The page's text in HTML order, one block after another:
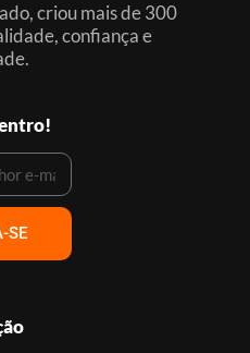
criou mais de 300
confiança e
SE